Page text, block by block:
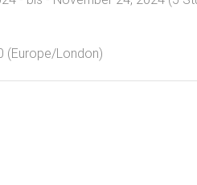
(Europe/London)